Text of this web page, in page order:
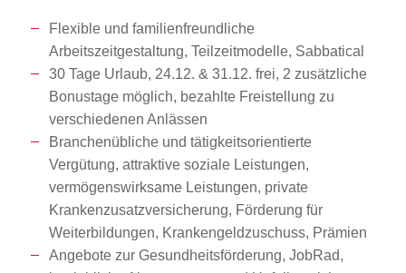
Flexible und familienfreundliche
Arbeitszeitgestaltung, Teilzeitmodelle, Sabbatical
30 Tage Urlaub, 24.12. & 31.12. frei, 2 zusätzliche
Bonustage möglich, bezahlte Freistellung zu
verschiedenen Anlässen
Branchenübliche und tätigkeitsorientierte
Vergütung, attraktive soziale Leistungen,
vermögenswirksame Leistungen, private
Krankenzusatzversicherung, Förderung für
Weiterbildungen, Krankengeldzuschuss, Prämien
Angebote zur Gesundheitsförderung, JobRad,